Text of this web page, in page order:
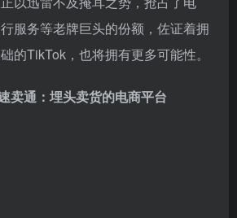
服务等老牌巨头的份额，佐证着拥
的TikTok，也将拥有更多可能性。